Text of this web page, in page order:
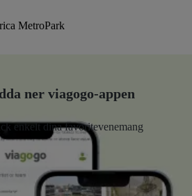
MetroPark
ner viagogo-appen
enkelt dina favoritevenemang